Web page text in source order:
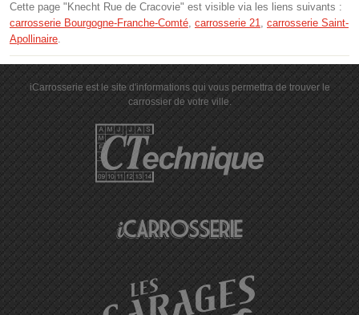
Cette page "Knecht Rue de Cracovie" est visible via les liens suivants :
carrosserie Bourgogne-Franche-Comté, carrosserie 21, carrosserie Saint-
Apollinaire.
iCarrosserie est le site d'informations qui vous permettra de trouver le
carrossier de votre ville.